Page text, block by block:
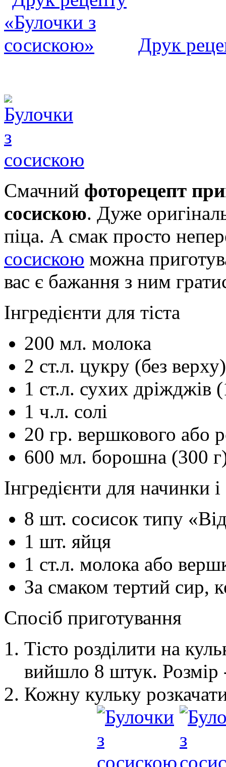
Друк
Смачний фоторецепт
сосискою. Дуже
піца. А смак просто
сосискою можна
вас є бажання з ним
Інгредієнти для тіста
200 мл. молока
2 ст.л. цукру (без верху)
1 ст.л. сухих дріжджів
1 ч.л. солі
20 гр. вершкового або
600 мл. борошна (300
Інгредієнти для начинки
8 шт. сосисок типу
1 шт. яйця
1 ст.л. молока або
За смаком тертий сир,
Спосіб приготування
Тісто розділити на
вийшло 8 штук. Розмір
Кожну кульку